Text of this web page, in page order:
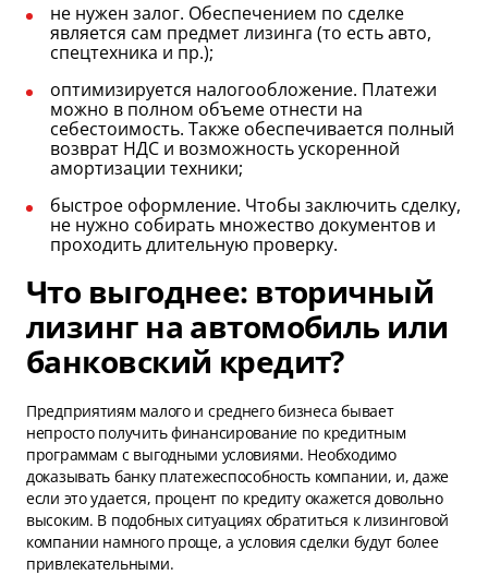
не нужен залог. Обеспечением по сделке
является сам предмет лизинга (то есть авто,
спецтехника и пр.);
оптимизируется налогообложение. Платежи
можно в полном объеме отнести на
себестоимость. Также обеспечивается полный
возврат НДС и возможность ускоренной
амортизации техники;
быстрое оформление. Чтобы заключить сделку,
не нужно собирать множество документов и
проходить длительную проверку.
Что выгоднее: вторичный
лизинг на автомобиль или
банковский кредит?
Предприятиям малого и среднего бизнеса бывает
непросто получить финансирование по кредитным
программам с выгодными условиями. Необходимо
доказывать банку платежеспособность компании, и, даже
если это удается, процент по кредиту окажется довольно
высоким. В подобных ситуациях обратиться к лизинговой
компании намного проще, а условия сделки будут более
привлекательными.